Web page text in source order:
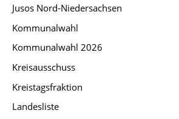
Jusos Nord-Niedersachsen
Kommunalwahl
Kommunalwahl 2026
Kreisausschuss
Kreistagsfraktion
Landesliste